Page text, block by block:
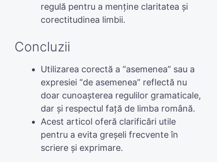
regulă pentru a menține claritatea și
corectitudinea limbii.
Concluzii
Utilizarea corectă a “asemenea” sau a
expresiei “de asemenea” reflectă nu
doar cunoașterea regulilor gramaticale,
dar și respectul față de limba română.
Acest articol oferă clarificări utile
pentru a evita greșeli frecvente în
scriere și exprimare.